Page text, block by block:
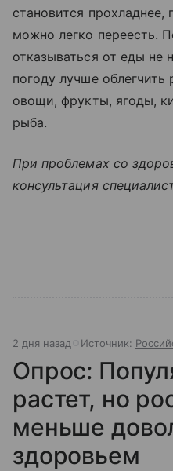
становится прохладнее,
можно легко переесть.
отказываться от еды
погоду лучше
овощи, фрукты, ягоды,
рыба.
При проблемах со
консультация
2 дня назад Источник:
Опрос:
растет, но
меньше
здоровьем